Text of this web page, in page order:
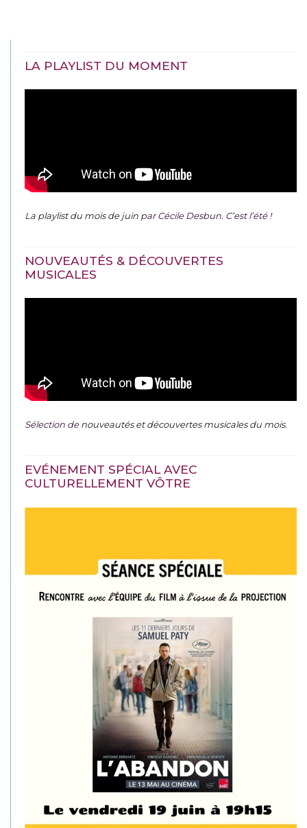
LA PLAYLIST DU MOMENT
La playlist du mois de juin par Cécile Desbun. C’est l’été !
NOUVEAUTÉS & DÉCOUVERTES
MUSICALES
Sélection denouveautés et découvertes musicales du mois.
EVÉNEMENT SPÉCIAL AVEC
CULTURELLEMENT VÔTRE